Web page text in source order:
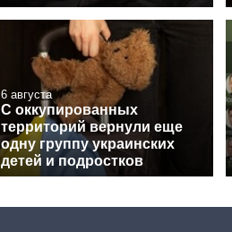
6 августа
С оккупированных
территорий вернули еще
одну группу украинских
детей и подростков